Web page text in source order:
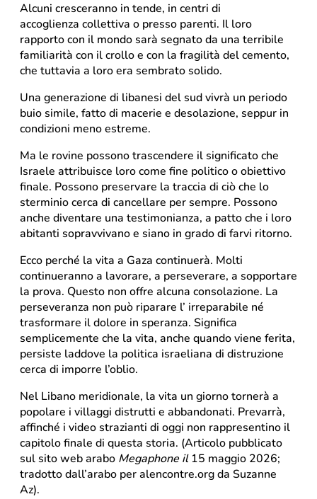
Alcuni cresceranno in tende, in centri di
accoglienza collettiva o presso parenti. Il loro
rapporto con il mondo sarà segnato da una terribile
familiarità con il crollo e con la fragilità del cemento,
che tuttavia a loro era sembrato solido.
Una generazione di libanesi del sud vivrà un periodo
buio simile, fatto di macerie e desolazione, seppur in
condizioni meno estreme.
Ma le rovine possono trascendere il significato che
Israele attribuisce loro come fine politico o obiettivo
finale. Possono preservare la traccia di ciò che lo
sterminio cerca di cancellare per sempre. Possono
anche diventare una testimonianza, a patto che i loro
abitanti sopravvivano e siano in grado di farvi ritorno.
Ecco perché la vita a Gaza continuerà. Molti
continueranno a lavorare, a perseverare, a sopportare
la prova. Questo non offre alcuna consolazione. La
perseveranza non può riparare l’ irreparabile né
trasformare il dolore in speranza. Significa
semplicemente che la vita, anche quando viene ferita,
persiste laddove la politica israeliana di distruzione
cerca di imporre l’oblio.
Nel Libano meridionale, la vita un giorno tornerà a
popolare i villaggi distrutti e abbandonati. Prevarrà,
affinché i video strazianti di oggi non rappresentino il
capitolo finale di questa storia. (Articolo pubblicato
sul sito web arabo Megaphone il 15 maggio 2026;
tradotto dall’arabo per alencontre.org da Suzanne
Az).